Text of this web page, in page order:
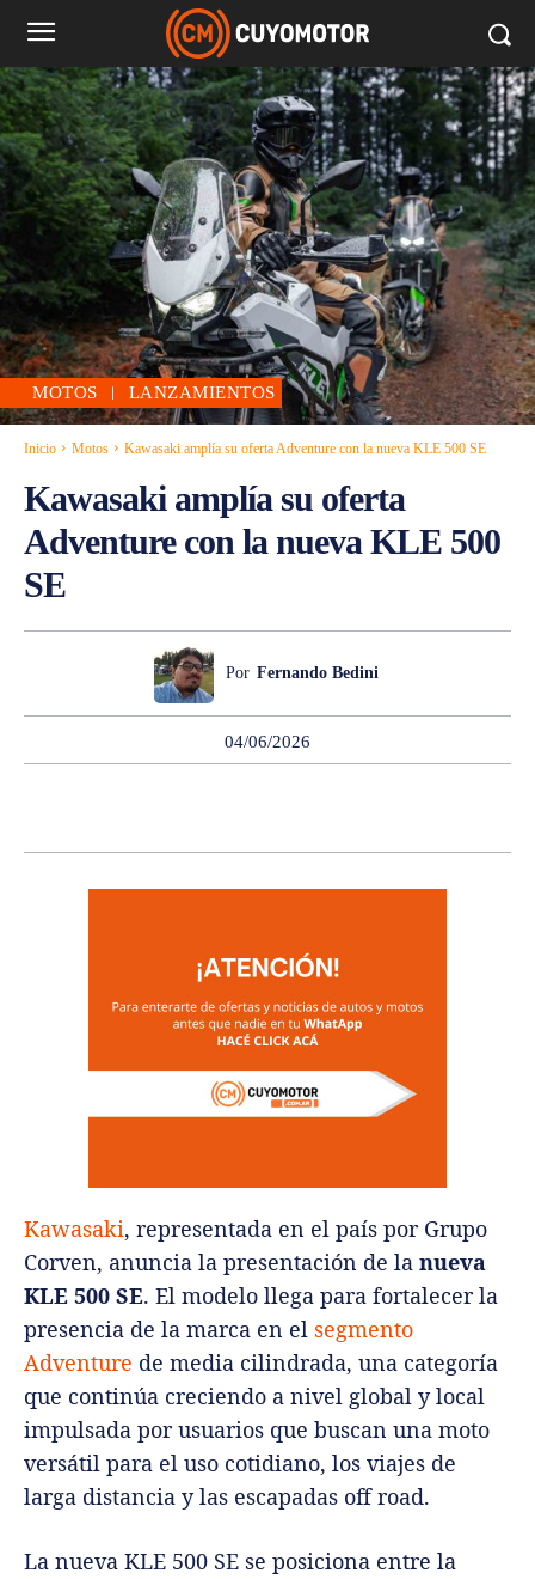
MOTOS LANZAMIENTOS
Inicio Motos Kawasaki amplía su oferta Adventure con la nueva KLE 500 SE
Kawasaki amplía su oferta
Adventure con la nueva KLE 500
SE
Por Fernando Bedini
04/06/2026
Kawasaki, representada en el país por Grupo
Corven, anuncia la presentación de la nueva
KLE 500 SE. El modelo llega para fortalecer la
presencia de la marca en el segmento
Adventure de media cilindrada, una categoría
que continúa creciendo a nivel global y local
impulsada por usuarios que buscan una moto
versátil para el uso cotidiano, los viajes de
larga distancia y las escapadas off road.
La nueva KLE 500 SE se posiciona entre la